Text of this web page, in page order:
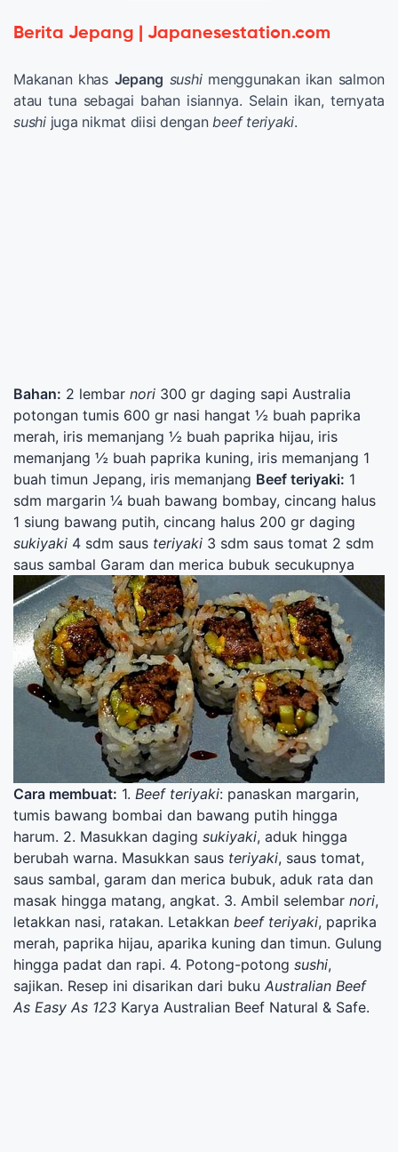
Berita Jepang | Japanesestation.com
Makanan khas Jepang sushimenggunakan ikan salmon
atau tuna sebagai bahan isiannya. Selain ikan, ternyata
sushijuga nikmat diisi dengan beef teriyaki.
Bahan: 2 lembar nori 300 gr daging sapi Australia
potongan tumis 600 gr nasi hangat ½ buah paprika
merah, iris memanjang ½ buah paprika hijau, iris
memanjang ½ buah paprika kuning, iris memanjang 1
buah timun Jepang, iris memanjang Beef teriyaki: 1
sdm margarin ¼ buah bawang bombay, cincang halus
1 siung bawang putih, cincang halus 200 gr daging
sukiyaki 4 sdm saus teriyaki 3 sdm saus tomat 2 sdm
saus sambal Garam dan merica bubuk secukupnya
Cara membuat: 1. Beef teriyaki: panaskan margarin,
tumis bawang bombai dan bawang putih hingga
harum. 2. Masukkan daging sukiyaki, aduk hingga
berubah warna. Masukkan saus teriyaki, saus tomat,
saus sambal, garam dan merica bubuk, aduk rata dan
masak hingga matang, angkat. 3. Ambil selembar nori,
letakkan nasi, ratakan. Letakkan beef teriyaki, paprika
merah, paprika hijau, aparika kuning dan timun. Gulung
hingga padat dan rapi. 4. Potong-potong sushi,
sajikan. Resep ini disarikan dari buku Australian Beef
As Easy As 123 Karya Australian Beef Natural & Safe.